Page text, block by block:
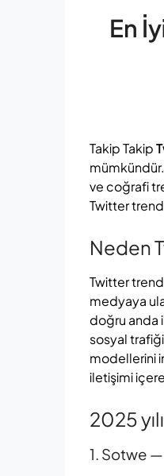
En
Takip Takip
ve coğrafi
Twitter
Neden
Twitter
medyaya
doğru anda
sosyal trafiği
modellerini
iletişimi
2025
1. Sotwe